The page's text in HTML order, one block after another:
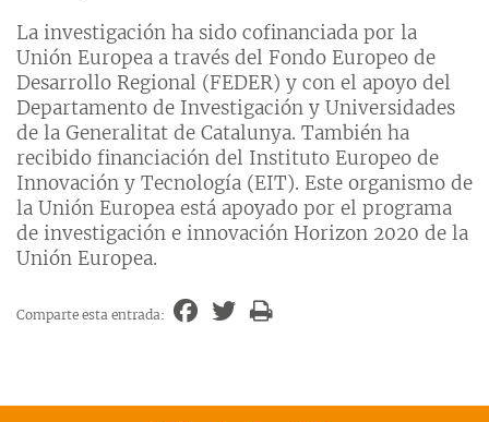
La investigación ha sido cofinanciada por la
Unión Europea a través del Fondo Europeo de
Desarrollo Regional (FEDER) y con el apoyo del
Departamento de Investigación y Universidades
de la Generalitat de Catalunya. También ha
recibido financiación del Instituto Europeo de
Innovación y Tecnología (EIT). Este organismo de
la Unión Europea está apoyado por el programa
de investigación e innovación Horizon 2020 de la
Unión Europea.
Comparte esta entrada: